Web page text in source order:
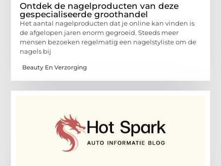
Ontdek de nagelproducten van deze
gespecialiseerde groothandel
Het aantal nagelproducten dat je online kan vinden is
de afgelopen jaren enorm gegroeid. Steeds meer
mensen bezoeken regelmatig een nagelstyliste om de
nagels bij
Beauty En Verzorging